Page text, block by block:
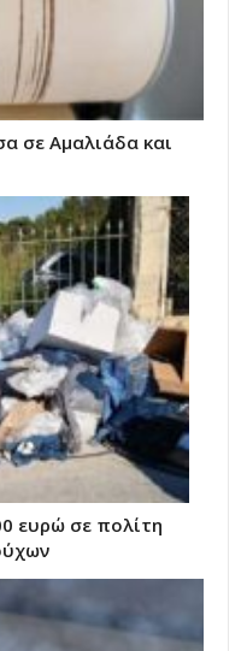
σε Αμαλιάδα και
ευρώ σε πολίτη